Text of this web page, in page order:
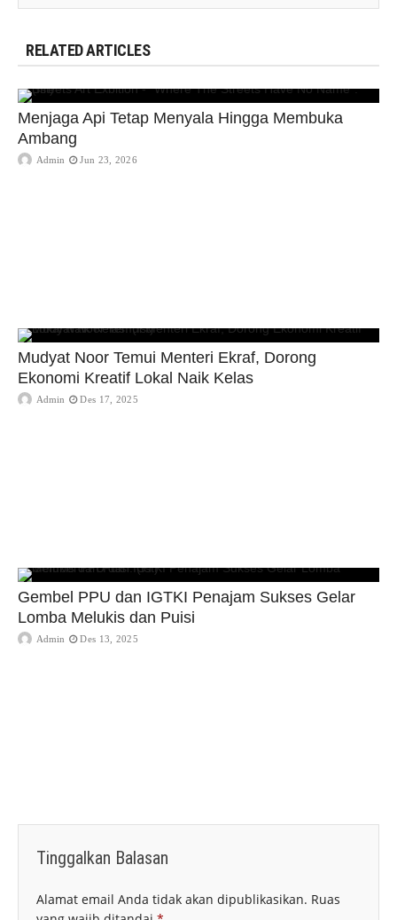
RELATED ARTICLES
Menjaga Api Tetap Menyala Hingga Membuka
Ambang
Admin Jun 23, 2026
Mudyat Noor Temui Menteri Ekraf, Dorong
Ekonomi Kreatif Lokal Naik Kelas
Admin Des 17, 2025
Gembel PPU dan IGTKI Penajam Sukses Gelar
Lomba Melukis dan Puisi
Admin Des 13, 2025
Tinggalkan Balasan
Alamat email Anda tidak akan dipublikasikan. Ruas